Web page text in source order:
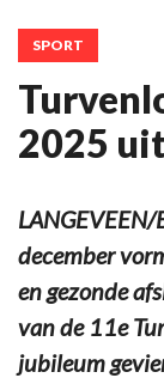
SPORT
2025 uit
december
en gezonde
van de 11e
jubileum